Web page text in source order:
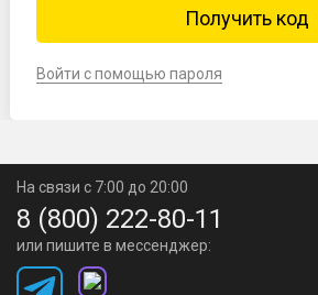
Войти с помощью пароля
На связи с 7:00 до 20:00
8 (800) 222-80-11
или пишите в мессенджер: